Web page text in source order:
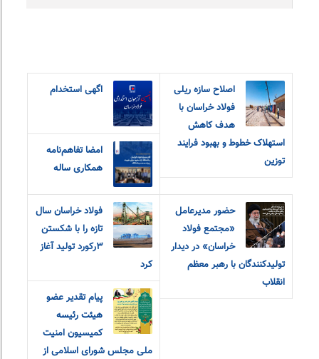
اصلاح سازه ریلی
فولاد خراسان با
هدف کاهش
استهلاک خطوط و بهبود فرایند
توزین
اگهی استخدام
امضا تفاهم‌نامه
همکاری ساله
حضور مدیرعامل
«مجتمع فولاد
خراسان» در دیدار
تولیدکنندگان با رهبر معظم
انقلاب
فولاد خراسان سال
تازه را با شکستن
۳رکورد تولید آغاز
کرد
پیام تقدیر عضو
هیئت رئیسه
کمیسیون امنیت
ملی مجلس شورای اسلامی از